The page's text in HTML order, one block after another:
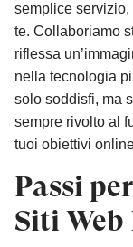
semplice
te. Collaboriamo
riflessa
nella tecnologia
solo soddisfi, ma
sempre rivolto al
tuoi obiettivi
Passi
Siti Web